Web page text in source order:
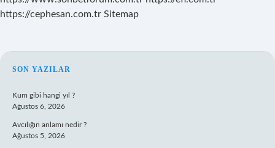
https://cephesan.com.tr Sitemap
SIDEBAR
SON YAZILAR
Kum gibi hangi yıl ?
Ağustos 6, 2026
Avcılığın anlamı nedir ?
Ağustos 5, 2026